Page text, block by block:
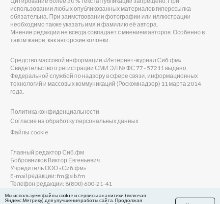
использовании любых опубликованных материалов гиперссылка
обязательна. При заимствовании фотографии или иллюстрации
необходимо также указать имя и фамилию её автора.
Мнение редакции не всегда совпадает с мнением авторов. Особенно в
таком жанре, как авторские колонки.
Средство массовой информации «Интернет-журнал Сиб.фм».
Свидетельство о регистрации СМИ ЭЛ № ФС 77 - 57211 выдано
Федеральной службой по надзору в сфере связи, информационных
технологий и массовых коммуникаций (Роскомнадзор) 11 марта 2014
года.
Политика конфиденциальности
Согласие на обработку персональных данных
Файлы cookie
Главный редактор Сиб.фм
Бобровников Виктор Евгеньевич
Учредитель ООО «Сиб.фм»
E-mail редакции: fm@sib.fm
Телефон редакции: 8(800) 600-21-41
Мы используем файлы cookie и сервисы аналитики (включая
Яндекс.Метрику) для улучшения работы сайта. Продолжая